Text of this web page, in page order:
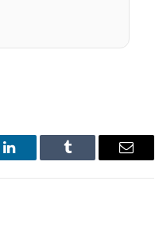
LinkedIn Tumblr Email